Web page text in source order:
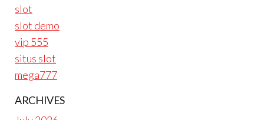
slot
slot demo
vip 555
situs slot
mega777
ARCHIVES